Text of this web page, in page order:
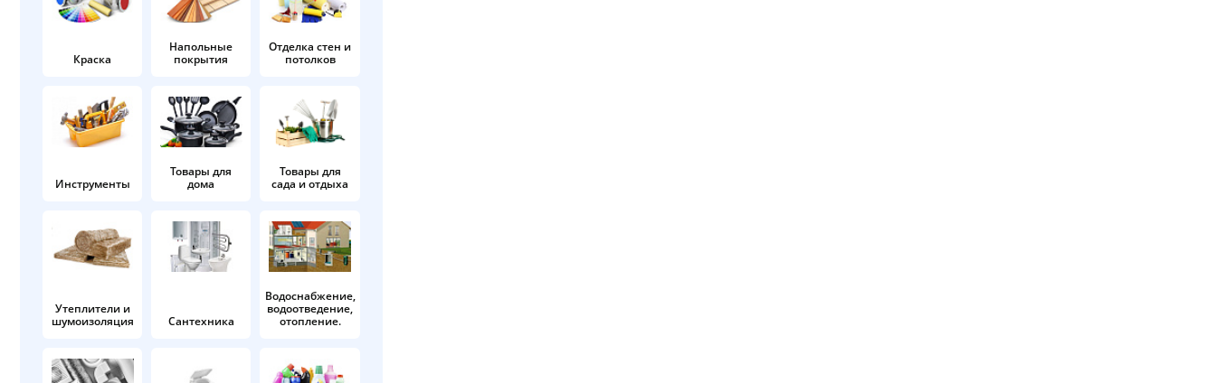
Краска
Напольные
покрытия
Отделка стен и
потолков
Инструменты
Товары для
дома
Товары для
сада и отдыха
Утеплители и
шумоизоляция
Сантехника
Водоснабжение,
водоотведение,
отопление.